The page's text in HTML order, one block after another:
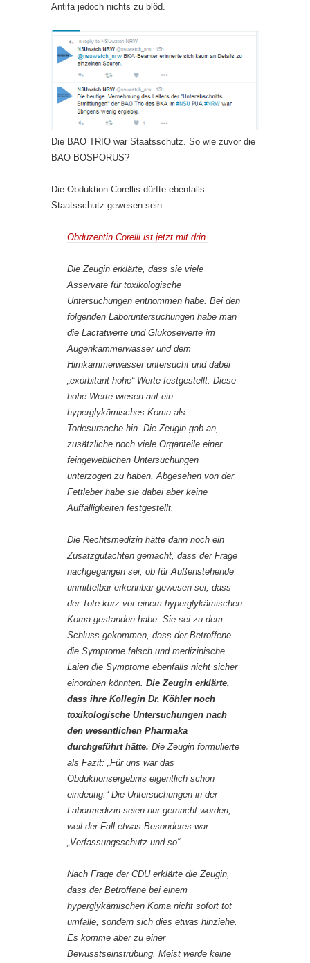
Antifa jedoch nichts zu blöd.
Die BAO TRIO war Staatsschutz. So wie zuvor die
BAO BOSPORUS?
Die Obduktion Corellis dürfte ebenfalls
Staatsschutz gewesen sein:
Obduzentin Corelli ist jetzt mit drin.
Die Zeugin erklärte, dass sie viele
Asservate für toxikologische
Untersuchungen entnommen habe. Bei den
folgenden Laboruntersuchungen habe man
die Lactatwerte und Glukosewerte im
Augenkammerwasser und dem
Hirnkammerwasser untersucht und dabei
„exorbitant hohe“ Werte festgestellt. Diese
hohe Werte wiesen auf ein
hyperglykämisches Koma als
Todesursache hin. Die Zeugin gab an,
zusätzliche noch viele Organteile einer
feingeweblichen Untersuchungen
unterzogen zu haben. Abgesehen von der
Fettleber habe sie dabei aber keine
Auffälligkeiten festgestellt.
Die Rechtsmedizin hätte dann noch ein
Zusatzgutachten gemacht, dass der Frage
nachgegangen sei, ob für Außenstehende
unmittelbar erkennbar gewesen sei, dass
der Tote kurz vor einem hyperglykämischen
Koma gestanden habe. Sie sei zu dem
Schluss gekommen, dass der Betroffene
die Symptome falsch und medizinische
Laien die Symptome ebenfalls nicht sicher
einordnen könnten. Die Zeugin erklärte,
dass ihre Kollegin Dr. Köhler noch
toxikologische Untersuchungen nach
den wesentlichen Pharmaka
durchgeführt hätte. Die Zeugin formulierte
als Fazit: „Für uns war das
Obduktionsergebnis eigentlich schon
eindeutig.“ Die Untersuchungen in der
Labormedizin seien nur gemacht worden,
weil der Fall etwas Besonderes war –
„Verfassungsschutz und so“.
Nach Frage der CDU erklärte die Zeugin,
dass der Betroffene bei einem
hyperglykämischen Koma nicht sofort tot
umfalle, sondern sich dies etwas hinziehe.
Es komme aber zu einer
Bewusstseinstrübung. Meist werde keine